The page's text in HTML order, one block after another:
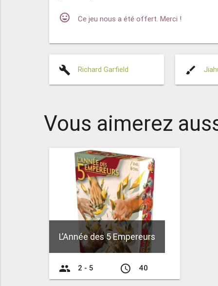
mood Ce jeu nous a été offert. Merci !
build Richard Garfield brush
Vous aimerez
L’Année des 5 Empereurs
group 2 - 5 access_time 40